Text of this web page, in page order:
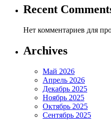
Recent
Нет комментариев для
Archives
Май 2026
Апрель 2026
Декабрь 2025
Ноябрь 2025
Октябрь 2025
Сентябрь 2025